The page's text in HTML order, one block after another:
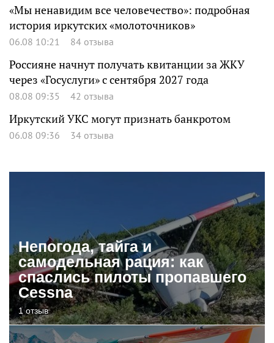
«Мы ненавидим все человечество»: подробная
история иркутских «молоточников»
06.08 10:21 84 отзыва
Россияне начнут получать квитанции за ЖКУ
через «Госуслуги» с сентября 2027 года
08.08 09:35 42 отзыва
Иркутский УКС могут признать банкротом
06.08 09:36 34 отзыва
Непогода, тайга и
самодельная рация: как
спаслись пилоты пропавшего
Cessna
1 отзыв